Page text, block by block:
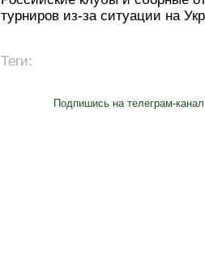
турниров из-за ситуации на
Теги:
Подпишись на телеграм-